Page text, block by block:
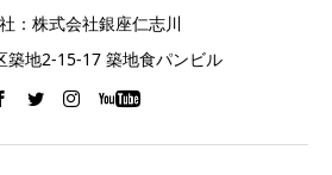
：株式会社銀座仁志川
築地2-15-17 築地食パンビル